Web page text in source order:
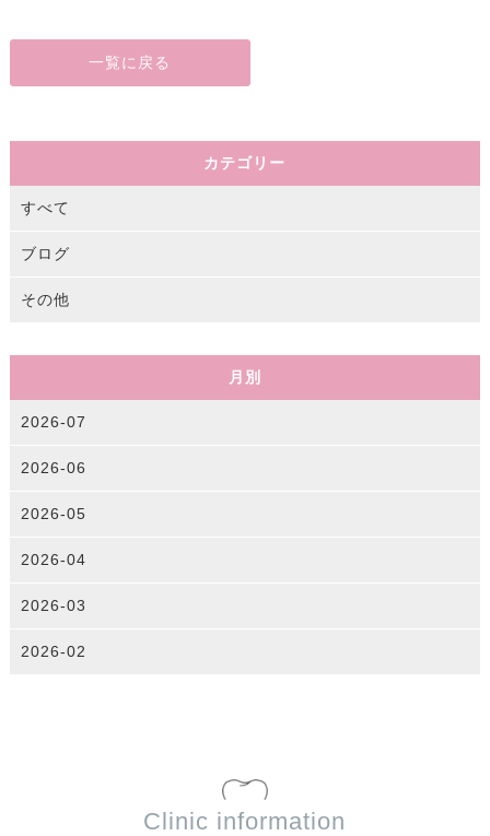
一覧に戻る
カテゴリー
すべて
ブログ
その他
月別
2026-07
2026-06
2026-05
2026-04
2026-03
2026-02
Clinic information